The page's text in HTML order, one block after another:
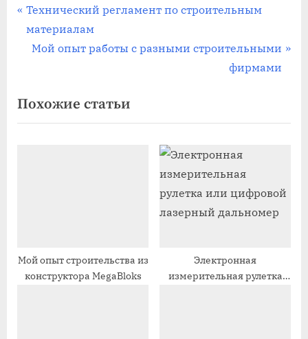
Навигация
по
П
р
д
у
и
с
Технический регламент по строительным
материалам
С
д
у
п
и
Мой опыт работы с разными строительными
фирмами
Похожие статьи
Мой опыт строительства из
конструктора MegaBloks
Электронная
измерительная рулетка